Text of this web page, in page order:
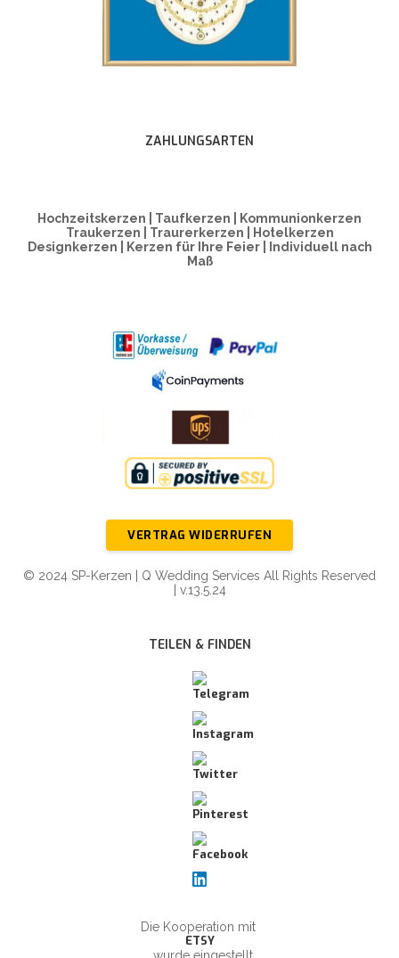
ZAHLUNGSARTEN
Hochzeitskerzen | Taufkerzen | Kommunionkerzen
Traukerzen | Traurerkerzen | Hotelkerzen
Designkerzen | Kerzen für Ihre Feier | Individuell nach
Maß
VERTRAG WIDERRUFEN
© 2024 SP-Kerzen | Q Wedding Services All Rights Reserved
| v.13.5.24
TEILEN & FINDEN
Die Kooperation mit
ETSY